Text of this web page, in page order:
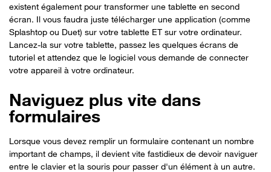
existent également pour transformer une tablette en second
écran. Il vous faudra juste télécharger une application (comme
Splashtop ou Duet) sur votre tablette ET sur votre ordinateur.
Lancez-la sur votre tablette, passez les quelques écrans de
tutoriel et attendez que le logiciel vous demande de connecter
votre appareil à votre ordinateur.
Naviguez plus vite dans
formulaires
Lorsque vous devez remplir un formulaire contenant un nombre
important de champs, il devient vite fastidieux de devoir naviguer
entre le clavier et la souris pour passer d'un élément à un autre.